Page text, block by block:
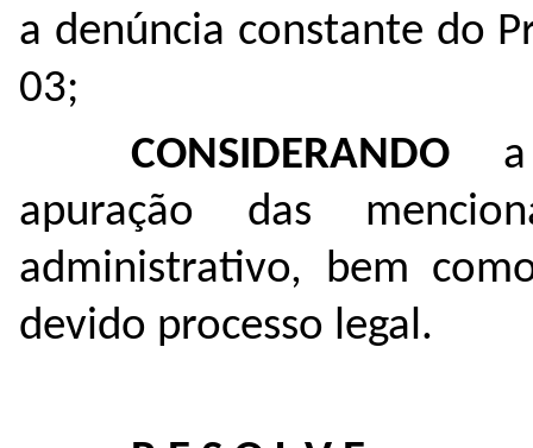
a denúncia constante do
03;
CONSIDERANDO a
apuração das
administrativo, bem
devido processo legal.